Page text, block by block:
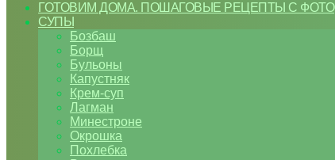
ГОТОВИМ ДОМА. ПОШАГОВЫЕ РЕЦЕПТЫ С ФОТО
СУПЫ
Бозбаш
Борщ
Бульоны
Капустняк
Крем-суп
Лагман
Минестроне
Окрошка
Похлебка